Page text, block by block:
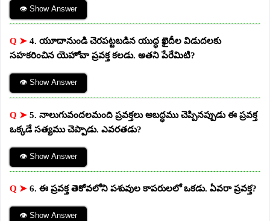
👁 Show Answer
Q ➤ 4. యూదానుండి చెరపట్టబడిన యుద్ధ ఖైదీల విడుదలకు
సహకరించిన యెహోవా ప్రవక్త కలడు. అతని పేరేమిటి?
👁 Show Answer
Q ➤ 5. నాలుగువందలమంది ప్రవక్తలు అబద్ధము చెప్పినప్పుడు ఈ ప్రవక్త
ఒక్కడే సత్యము చెప్పాడు. ఎవరతడు?
👁 Show Answer
Q ➤ 6. ఈ ప్రవక్త తెకోవలోని పశువుల కాపరులలో ఒకడు. ఏవరా ప్రవక్త?
👁 Show Answer